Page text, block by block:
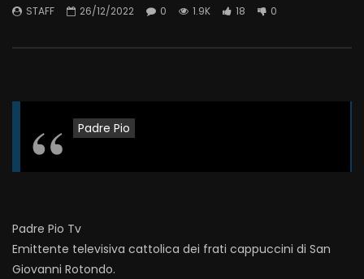
STAFF 26/12/2022 0 1.9K 18 0
Padre Pio
Padre Pio Tv
Emittente televisiva cattolica dei frati cappuccini di San
Giovanni Rotondo.